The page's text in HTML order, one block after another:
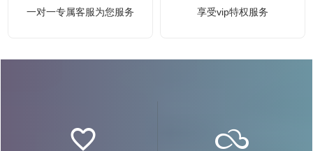
一对一专属客服为您服务
享受vip特权服务